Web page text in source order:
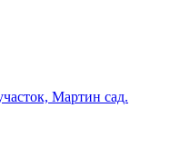
Мартин сад.